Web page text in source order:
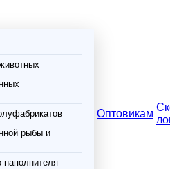
рыбы и
наполнителя
Оптовикам